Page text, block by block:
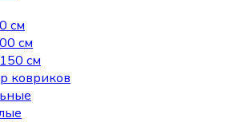
см
см
см
ковриков